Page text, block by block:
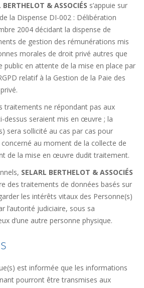
BERTHELOT & ASSOCIÉS s’appuie sur
la Dispense DI-002 : Délibération
2004 décidant la dispense de
de gestion des rémunérations mis
morales de droit privé autres que
public en attente de la mise en place par
relatif à la Gestion de la Paie des
traitements ne répondant pas aux
dessus seraient mis en œuvre ; la
sera sollicité au cas par cas pour
au moment de la collecte de
de la mise en œuvre dudit traitement.
SELARL BERTHELOT & ASSOCIÉS
des traitements de données basés sur
les intérêts vitaux des Personne(s)
l’autorité judiciaire, sous sa
d’une autre personne physique.
est informée que les informations
pourront être transmises aux